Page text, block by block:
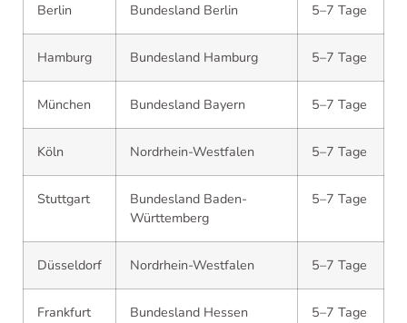
Berlin Bundesland Berlin 5–7 Tage
Hamburg Bundesland Hamburg 5–7 Tage
München Bundesland Bayern 5–7 Tage
Köln Nordrhein-Westfalen 5–7 Tage
Stuttgart
Bundesland Baden-
Württemberg
5–7 Tage
Düsseldorf Nordrhein-Westfalen 5–7 Tage
Frankfurt Bundesland Hessen 5–7 Tage